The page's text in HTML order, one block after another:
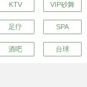
KTV VIP砂舞
足疗 SPA
酒吧 台球